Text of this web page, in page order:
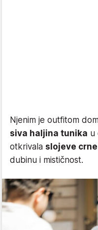
Njenim je outfitom
siva haljina tunika u
otkrivala slojeve
dubinu i mističnost.